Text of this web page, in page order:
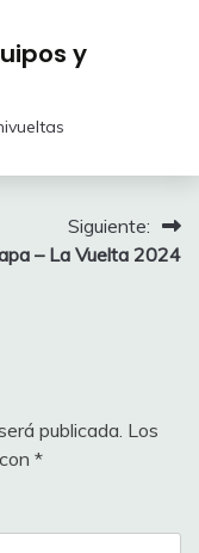
y
Siguiente:
– La Vuelta 2024
publicada. Los
*